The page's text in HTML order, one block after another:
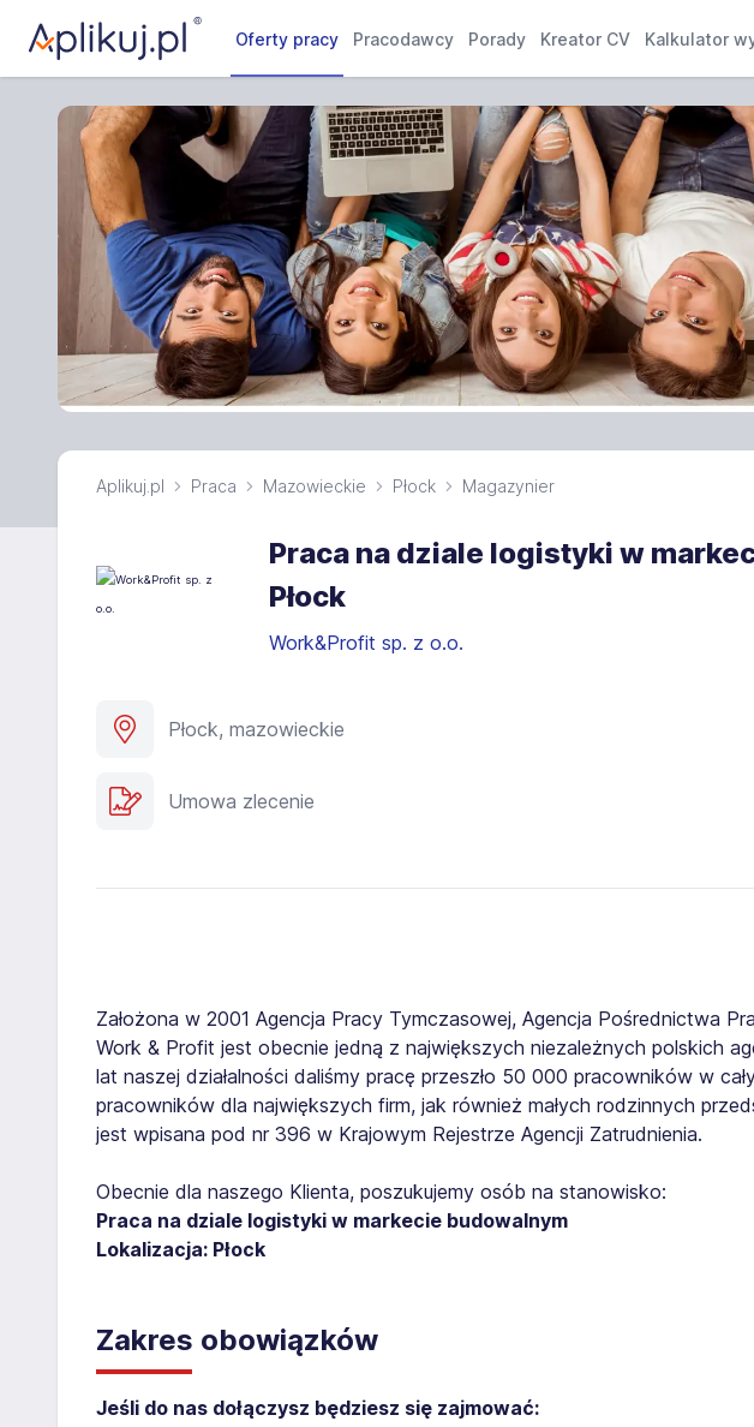
Oferty pracy Pracodawcy Porady Kreator CV Kalkulator
Aplikuj.pl Praca Mazowieckie Płock Magazynier
Praca na dziale logistyki w
Płock
Work&Profit sp. z o.o.
Płock, mazowieckie
Umowa zlecenie
Założona w 2001 Agencja Pracy Tymczasowej, Agencja Pośrednictwa
Work & Profit jest obecnie jedną z największych niezależnych polskich
lat naszej działalności daliśmy pracę przeszło 50 000 pracowników w
pracowników dla największych firm, jak również małych rodzinnych
jest wpisana pod nr 396 w Krajowym Rejestrze Agencji Zatrudnienia.
Obecnie dla naszego Klienta, poszukujemy osób na stanowisko:
Praca na dziale logistyki w markecie budowalnym
Lokalizacja: Płock
Zakres obowiązków
Jeśli do nas dołączysz będziesz się zajmować: